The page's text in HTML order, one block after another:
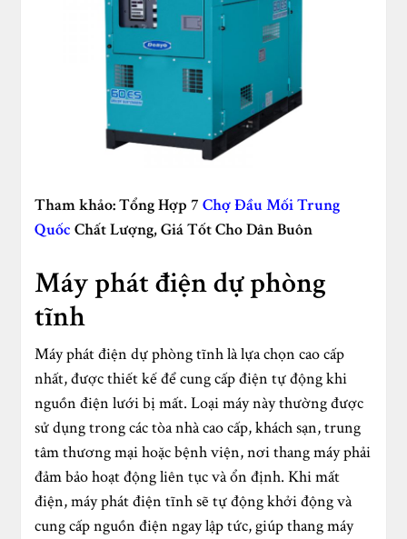
Tham khảo: Tổng Hợp 7Chợ Đầu Mối Trung
Quốc Chất Lượng, Giá Tốt Cho Dân Buôn
Máy phát điện dự phòng
tĩnh
Máy phát điện dự phòng tĩnh là lựa chọn cao cấp
nhất, được thiết kế để cung cấp điện tự động khi
nguồn điện lưới bị mất. Loại máy này thường được
sử dụng trong các tòa nhà cao cấp, khách sạn, trung
tâm thương mại hoặc bệnh viện, nơi thang máy phải
đảm bảo hoạt động liên tục và ổn định. Khi mất
điện, máy phát điện tĩnh sẽ tự động khởi động và
cung cấp nguồn điện ngay lập tức, giúp thang máy